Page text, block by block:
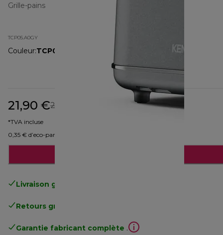
Grille-pains
TCP05.A0GY
Couleur:TCP05.A0GY
21,90 €29,99 € prix original 29,99 €
*TVA incluse
0,35 € d’eco-part
Livraison gratuite
Retours gratuits
Garantie fabricant complète .